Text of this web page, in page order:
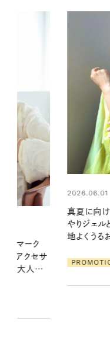
2026.06.01
暑い夏のナ
える夜の